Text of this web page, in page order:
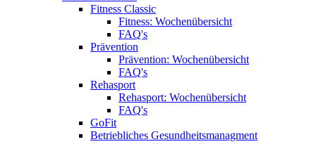
Fitness Classic
Fitness: Wochenübersicht
FAQ's
Prävention
Prävention: Wochenübersicht
FAQ's
Rehasport
Rehasport: Wochenübersicht
FAQ's
GoFit
Betriebliches Gesundheitsmanagment